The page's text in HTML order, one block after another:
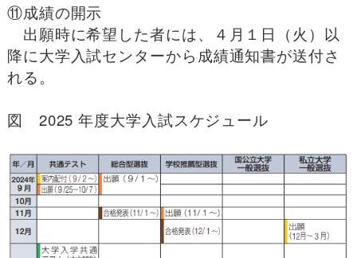
⑪成績の開示
出願時に希望した者には、４月１日（火）以
降に大学入試センターから成績通知書が送付さ
れる。
図 2025 年度大学入試スケジュール